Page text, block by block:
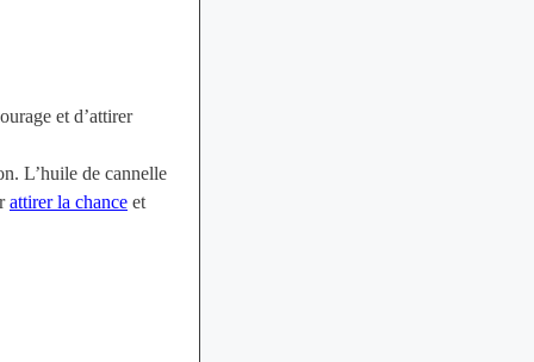
et d’attirer
L’huile de cannelle
attirer la chanceet